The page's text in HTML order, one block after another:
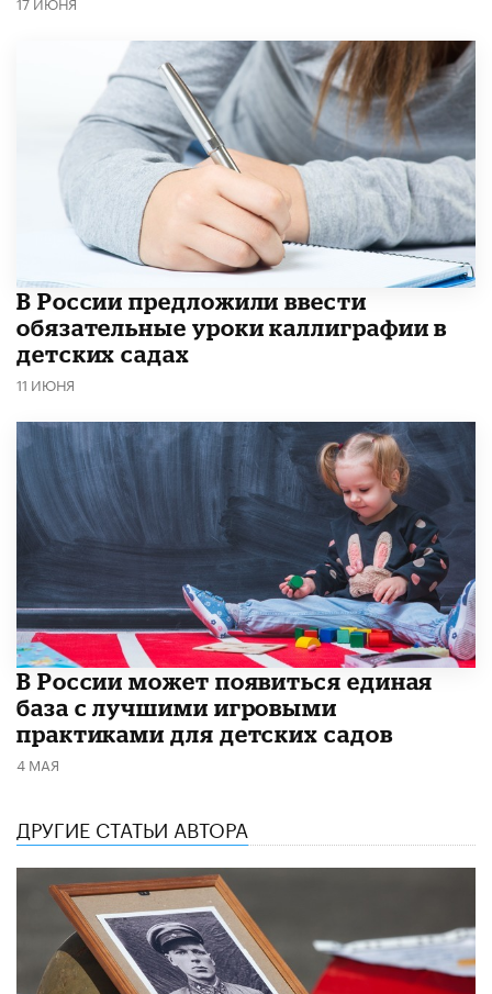
В России предложили ввести
обязательные уроки каллиграфии в
детских садах
11 ИЮНЯ
В России может появиться единая
база с лучшими игровыми
практиками для детских садов
4 МАЯ
ДРУГИЕ СТАТЬИ АВТОРА